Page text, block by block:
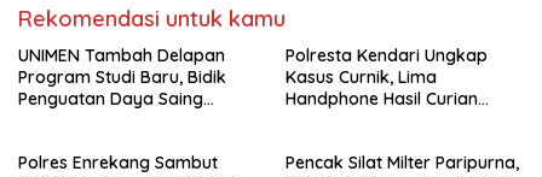
Rekomendasi untuk kamu
UNIMEN Tambah Delapan
Program Studi Baru, Bidik
Penguatan Daya Saing
Polresta Kendari Ungkap
Kasus Curnik, Lima
Handphone Hasil Curian
Polres Enrekang Sambut
Pencak Silat Milter Paripurna,